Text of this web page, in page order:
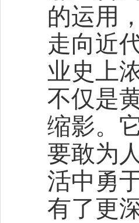
的运用
走向近
业史上
不仅是
缩影。
要敢为
活中勇
有了更